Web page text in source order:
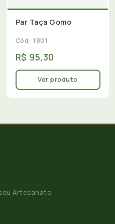
Par Taça Gomo
Cód: 1801
R$ 95,30
Ver produto
Artesanato.